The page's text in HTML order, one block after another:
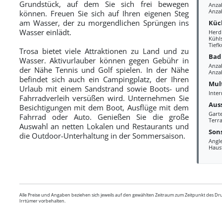
Herd
Bad
Grundstück, auf dem Sie sich frei bewegen
können. Freuen Sie sich auf Ihren eigenen Steg
am Wasser, der zu morgendlichen Sprüngen ins
Wasser einlädt.
Trosa bietet viele Attraktionen zu Land und zu
Wasser. Aktivurlauber können gegen Gebühr in
der Nähe Tennis und Golf spielen. In der Nähe
befindet sich auch ein Campingplatz, der Ihren
Urlaub mit einem Sandstrand sowie Boots- und
Fahrradverleih versüßen wird. Unternehmen Sie
Besichtigungen mit dem Boot, Ausflüge mit dem
Fahrrad oder Auto. Genießen Sie die große
Auswahl an netten Lokalen und Restaurants und
die Outdoor-Unterhaltung in der Sommersaison.
Alle Preise und Angaben beziehen sich jeweils auf den gewählten Zeitraum zum Zeitpunkt des
Irrtümer vorbehalten.